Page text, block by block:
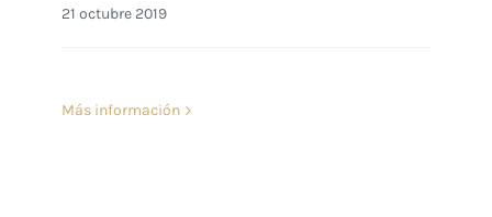
21 octubre 2019
Más información